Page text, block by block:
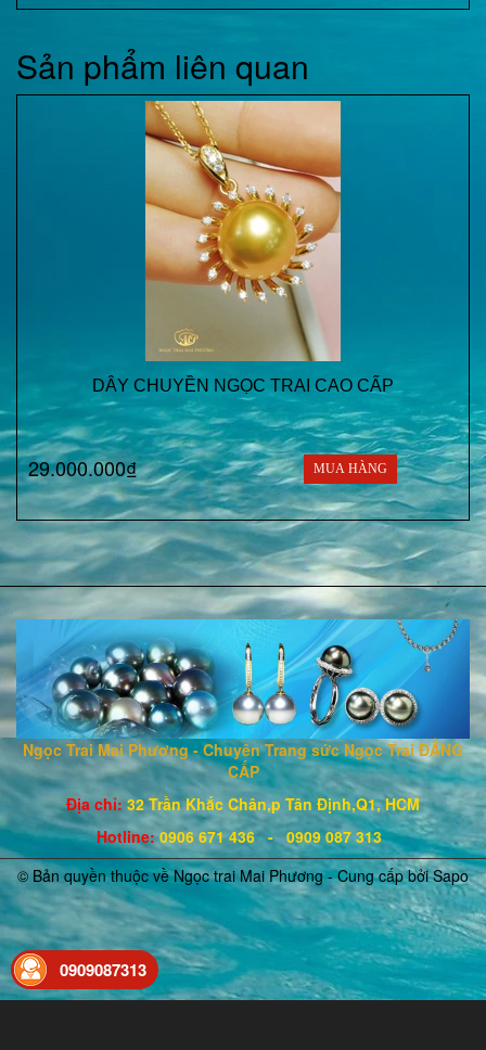
Sản phẩm liên quan
DÂY CHUYỀN NGỌC TRAI CAO CẤP
29.000.000₫ MUA HÀNG
Ngọc Trai Mai Phương - Chuyên Trang sức Ngọc Trai ĐẲNG
CẤP
Địa chỉ: 32 Trần Khắc Chân,p Tân Định,Q1, HCM
Hotline: 0906 671436 - 0909 087 313
© Bản quyền thuộc về Ngọc trai Mai Phương - Cung cấp bởiSapo
0909087313